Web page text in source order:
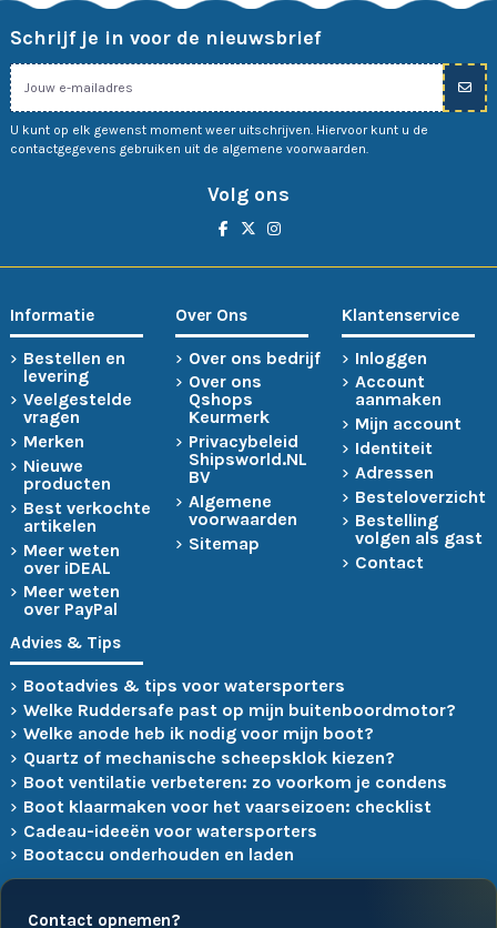
Schrijf je in voor de nieuwsbrief
U kunt op elk gewenst moment weer uitschrijven. Hiervoor kunt u de
contactgegevens gebruiken uit de algemene voorwaarden.
Volg ons
Informatie
Bestellen en
levering
Veelgestelde
vragen
Merken
Nieuwe
producten
Best verkochte
artikelen
Meer weten
over iDEAL
Meer weten
over PayPal
Over Ons
Over ons bedrijf
Over ons
Qshops
Keurmerk
Privacybeleid
Shipsworld.NL
BV
Algemene
voorwaarden
Sitemap
Klantenservice
Inloggen
Account
aanmaken
Mijn account
Identiteit
Adressen
Besteloverzicht
Bestelling
volgen als gast
Contact
Advies & Tips
Bootadvies & tips voor watersporters
Welke Ruddersafe past op mijn buitenboordmotor?
Welke anode heb ik nodig voor mijn boot?
Quartz of mechanische scheepsklok kiezen?
Boot ventilatie verbeteren: zo voorkom je condens
Boot klaarmaken voor het vaarseizoen: checklist
Cadeau-ideeën voor watersporters
Bootaccu onderhouden en laden
Contact opnemen?